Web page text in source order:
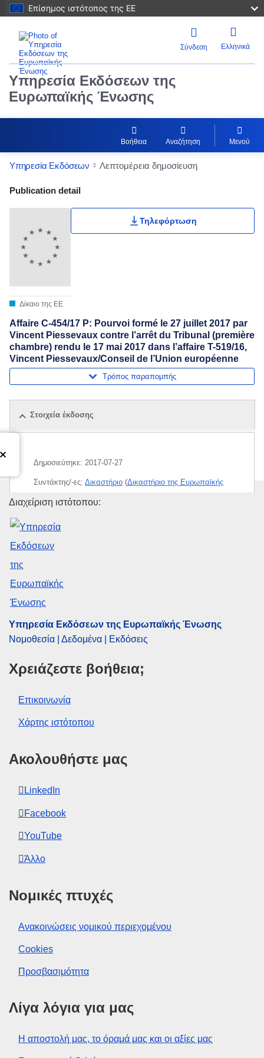
Επίσημος ιστότοπος της ΕΕ
Σύνδεση Ελληνικά
Υπηρεσία Εκδόσεων της
Ευρωπαϊκής Ένωσης
Βοήθεια Αναζήτηση Μενού
Υπηρεσία Εκδόσεων Λεπτομέρεια δημοσίευση
Publication Detail Actions Portlet
Publication detail
Δίκαιο της ΕΕ
Τηλεφόρτωση
Affaire C-454/17 P: Pourvoi formé le 27 juillet 2017 par
Vincent Piessevaux contre l’arrêt du Tribunal (première
chambre) rendu le 17 mai 2017 dans l’affaire T-519/16,
Vincent Piessevaux/Conseil de l’Union européenne
Τρόπος παραπομπής
Στοιχεία έκδοσης
Δημοσιεύτηκε: 2017-07-27
Συντάκτης/-ες: Δικαστήριο (Δικαστήριο της Ευρωπαϊκής
Ένωσης
Θέμα:
δικαιώματος
CELEX : 62017CN0454
OJ : JOC_2017_374_R_0019
IMMC : PV-C-0454-2017
Υπηρεσία Εκδόσεων της
Διαχείριση ιστότοπου:
Υπηρεσία Εκδόσεων της Ευρωπαϊκής Ένωσης
Νομοθεσία | Δεδομένα | Εκδόσεις
Χρειάζεστε βοήθεια;
Επικοινωνία
Χάρτης ιστότοπου
Ακολουθήστε μας
LinkedIn
Facebook
YouTube
Άλλο
Νομικές πτυχές
Ανακοινώσεις νομικού περιεχομένου
Cookies
Προσβασιμότητα
Λίγα λόγια για μας
Η αποστολή μας, το όραμά μας και οι αξίες μας